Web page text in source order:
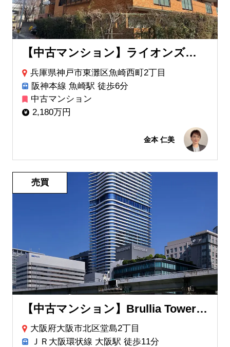
【中古マンション】ライオンズマンション住吉川公園
兵庫県神戸市東灘区魚崎西町2丁目
阪神本線 魚崎駅 徒歩6分
中古マンション
2,180万円
金本 仁美
【中古マンション】Brullia Tower 堂島
大阪府大阪市北区堂島2丁目
ＪＲ大阪環状線 大阪駅 徒歩11分
売買